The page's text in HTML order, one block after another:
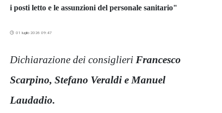
i posti letto e le assunzioni del personale sanitario"
01 luglio 2026 09:47
Dichiarazione dei consiglieri Francesco
Scarpino, Stefano Veraldi e Manuel
Laudadio.